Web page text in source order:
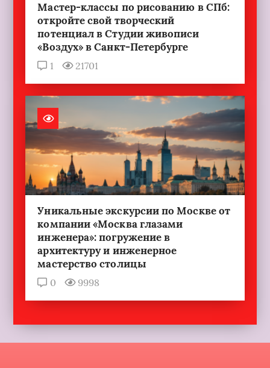
Мастер-классы по рисованию в СПб:
откройте свой творческий
потенциал в Студии живописи
«Воздух» в Санкт-Петербурге
1 21701
Уникальные экскурсии по Москве от
компании «Москва глазами
инженера»: погружение в
архитектуру и инженерное
мастерство столицы
0 9998